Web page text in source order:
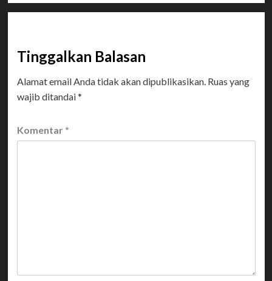
Tinggalkan Balasan
Alamat email Anda tidak akan dipublikasikan. Ruas yang
wajib ditandai*
Komentar *